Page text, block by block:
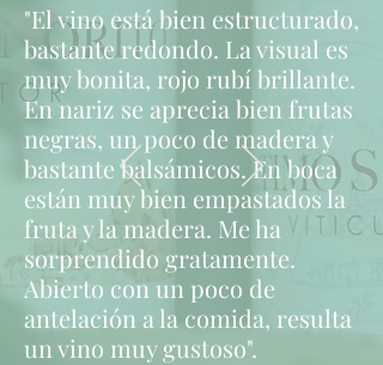
C
e
n
t
i
l
i
t
r
o
s
"El vino está bien estructurado,
bastante redondo. La visual es
muy bonita, rojo rubí brillante.
En nariz se aprecia bien frutas
negras, un poco de madera y
bastante balsámicos. En boca
están muy bien empastados la
fruta y la madera. Me ha
sorprendido gratamente.
Abierto con un poco de
antelación a la comida, resulta
un vino muy gustoso".